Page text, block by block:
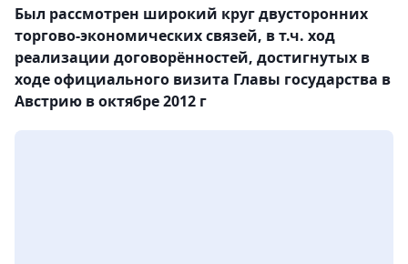
Был рассмотрен широкий круг двусторонних
торгово-экономических связей, в т.ч. ход
реализации договорённостей, достигнутых в
ходе официального визита Главы государства в
Австрию в октябре 2012 г